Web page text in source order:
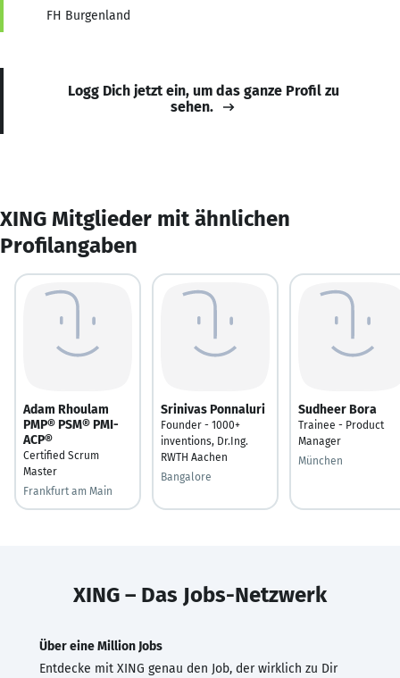
FH Burgenland
Logg Dich jetzt ein, um das ganze Profil zu
sehen.
XING Mitglieder mit ähnlichen
Profilangaben
Adam Rhoulam
PMP® PSM® PMI-
ACP®
Certified Scrum
Master
Frankfurt am Main
Srinivas Ponnaluri
Founder - 1000+
inventions, Dr.Ing.
RWTH Aachen
Bangalore
Sudheer Bora
Trainee - Product
Manager
München
XING – Das Jobs-Netzwerk
Über eine Million Jobs
Entdecke mit XING genau den Job, der wirklich zu Dir